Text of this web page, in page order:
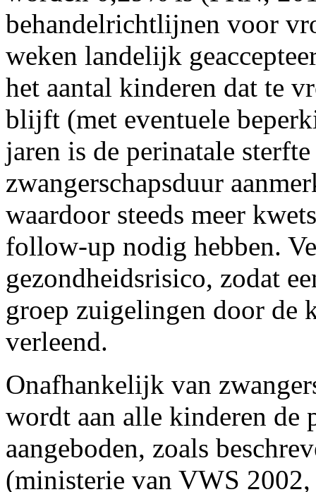
behandelrichtlijnen voor
weken landelijk
het aantal kinderen dat te
blijft (met eventuele
jaren is de perinatale
zwangerschapsduur
waardoor steeds meer
follow-up nodig hebben.
gezondheidsrisico, zodat
groep zuigelingen door de
verleend.
Onafhankelijk van
wordt aan alle kinderen de
aangeboden, zoals
(ministerie van VWS 2002,